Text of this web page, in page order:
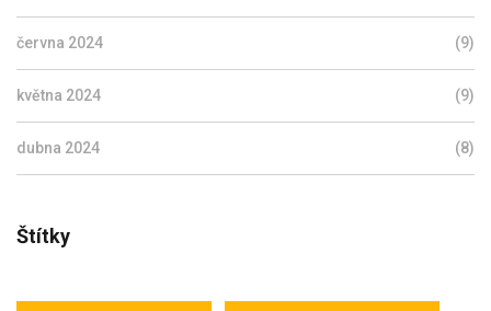
června 2024 (9)
května 2024 (9)
dubna 2024 (8)
Štítky